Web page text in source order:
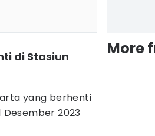
di Stasiun
yang berhenti
Desember 2023
More